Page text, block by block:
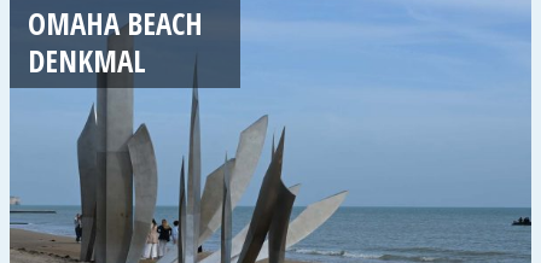
OMAHA BEACH
DENKMAL